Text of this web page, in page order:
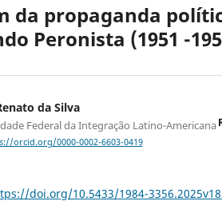
da propaganda
Peronista (1951 -
da Silva
Federal da Integração Latino-Americana
orcid.org/0000-0002-6603-0419
doi.org/10.5433/1984-